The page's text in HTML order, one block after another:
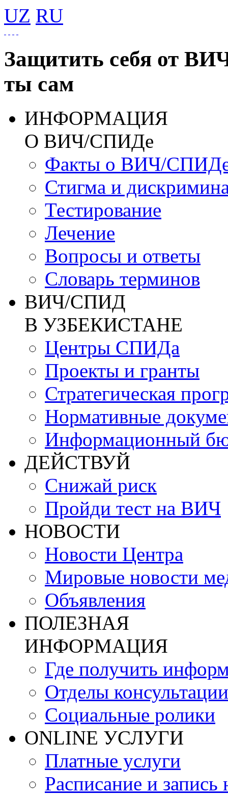
UZ RU
Защитить себя от
ты сам
ИНФОРМАЦИЯ
О ВИЧ/СПИДе
Факты о ВИЧ/
Стигма и
Тестирование
Лечение
Вопросы и ответы
Словарь терминов
ВИЧ/СПИД
В УЗБЕКИСТАНЕ
Центры СПИДа
Проекты и гранты
Стратегическая
Нормативные
Информационный
ДЕЙСТВУЙ
Снижай риск
Пройди тест на ВИЧ
НОВОСТИ
Новости Центра
Мировые новости
Объявления
ПОЛЕЗНАЯ
ИНФОРМАЦИЯ
Где получить
Отделы консультации
Социальные ролики
ONLINE УСЛУГИ
Платные услуги
Расписание и запись